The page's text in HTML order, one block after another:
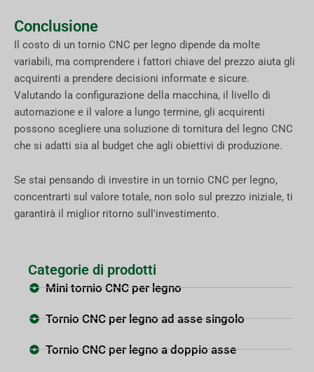
Conclusione
Il costo di un tornio CNC per legno dipende da molte
variabili, ma comprendere i fattori chiave del prezzo aiuta gli
acquirenti a prendere decisioni informate e sicure.
Valutando la configurazione della macchina, il livello di
automazione e il valore a lungo termine, gli acquirenti
possono scegliere una soluzione di tornitura del legno CNC
che si adatti sia al budget che agli obiettivi di produzione.
Se stai pensando di investire in un tornio CNC per legno,
concentrarti sul valore totale, non solo sul prezzo iniziale, ti
garantirà il miglior ritorno sull'investimento.
Categorie di prodotti
Mini tornio CNC per legno
Tornio CNC per legno ad asse singolo
Tornio CNC per legno a doppio asse